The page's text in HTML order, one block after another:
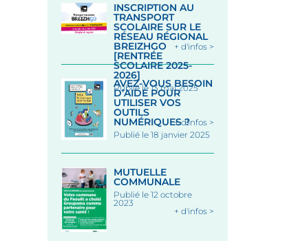
INSCRIPTION AU
TRANSPORT
SCOLAIRE SUR LE
RÉSEAU RÉGIONAL
BREIZHGO
[RENTRÉE
SCOLAIRE 2025-
2026]
Publié le 13 mai 2025
+ d'infos >
AVEZ-VOUS BESOIN
D’AIDE POUR
UTILISER VOS
OUTILS
NUMÉRIQUES ?
Publié le 18 janvier 2025
+ d'infos >
MUTUELLE
COMMUNALE
Publié le 12 octobre
2023
+ d'infos >